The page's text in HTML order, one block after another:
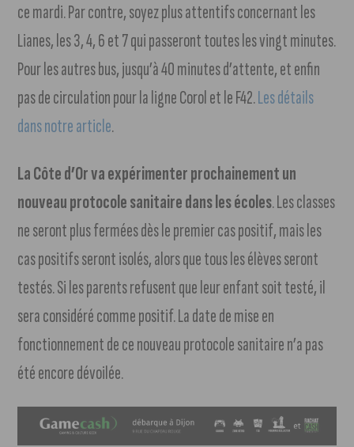
ce mardi. Par contre, soyez plus attentifs concernant les
Lianes, les 3, 4, 6 et 7 qui passeront toutes les vingt minutes.
Pour les autres bus, jusqu’à 40 minutes d’attente, et enfin
pas de circulation pour la ligne Corol et le F42.Les détails
dans notre article.
La Côte d’Or va expérimenter prochainement un
nouveau protocole sanitaire dans les écoles. Les classes
ne seront plus fermées dès le premier cas positif, mais les
cas positifs seront isolés, alors que tous les élèves seront
testés. Si les parents refusent que leur enfant soit testé, il
sera considéré comme positif. La date de mise en
fonctionnement de ce nouveau protocole sanitaire n’a pas
été encore dévoilée.